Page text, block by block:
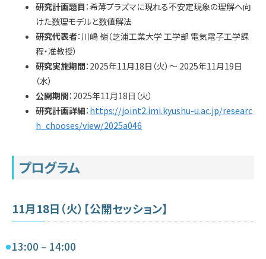
Q&A
アクセス・お問合せ
メルマガ
研究計画題目 ：希薄プラズマに現れる不安定現象の理解へ向
けた数理モデルと数値解法
研究代表者：川嶋 嶺（芝浦工業大学 工学部 電気電子工学課
程・准教授）
研究実施期間：2025年11月18日（火）～ 2025年11月19日
（水）
公開期間：2025年11月18日（火）
研究計画詳細： https://joint2.imi.kyushu-u.ac.jp/researc
h_chooses/view/2025a046
プログラム
11月18日（火）【公開セッション】
13:00 – 14:00